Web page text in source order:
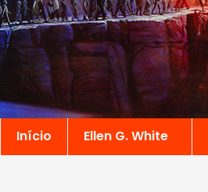
Início Ellen G. White